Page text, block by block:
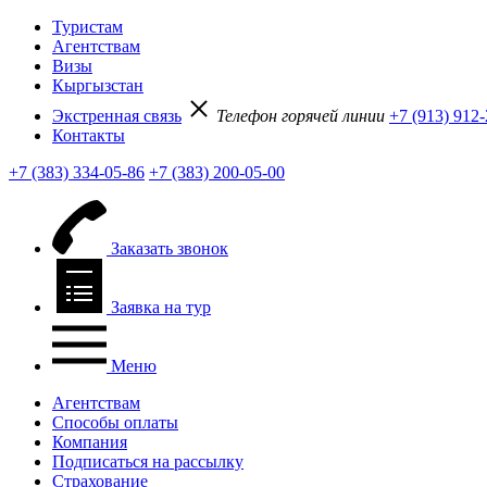
Туристам
Агентствам
Визы
Кыргызстан
Экстренная связь
Телефон горячей линии +7 (913)
Контакты
+7 (383) 334-05-86 +7 (383) 200-05-00
Заказать звонок
Заявка на тур
Меню
Агентствам
Способы оплаты
Компания
Подписаться на рассылку
Страхование